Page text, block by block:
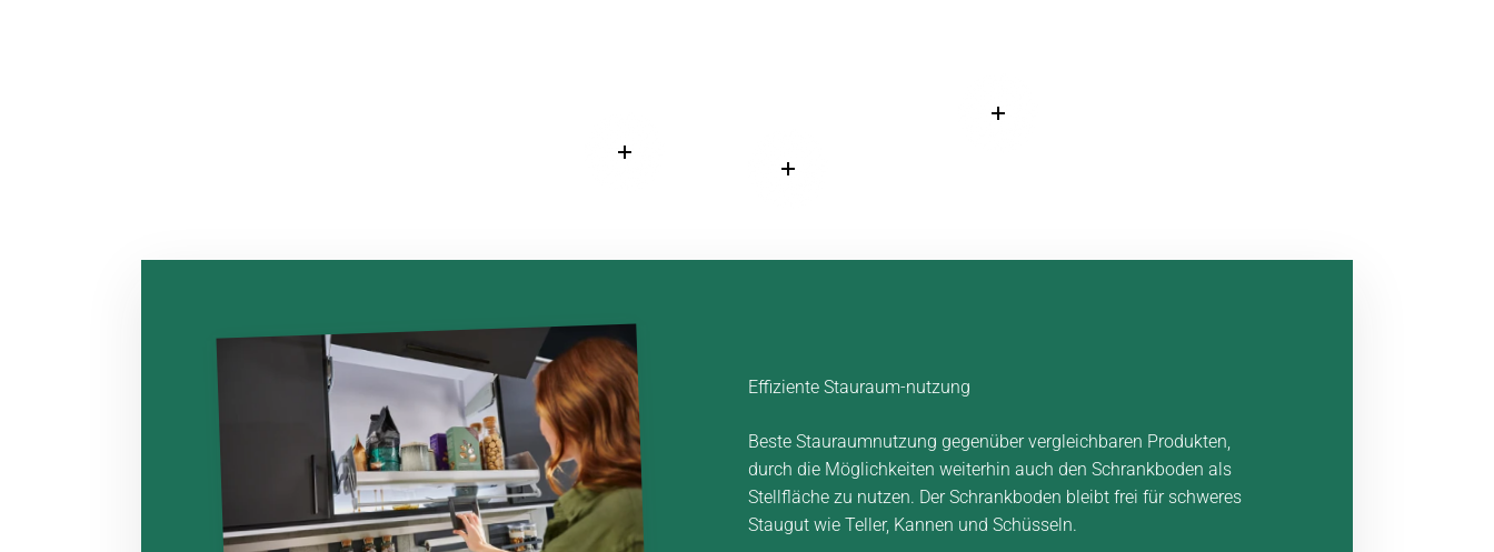
Weiterlesen
Weiterlesen
Weiterlesen
Effiziente Stauraum­-nutzung
Beste Stauraumnutzung gegenüber vergleichbaren Produkten,
durch die Möglichkeiten weiterhin auch den Schrankboden als
Stellfläche zu nutzen. Der Schrankboden bleibt frei für schweres
Staugut wie Teller, Kannen und Schüsseln.